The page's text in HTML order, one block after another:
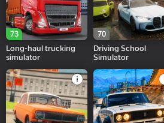
73
Long-haul trucking
simulator
70
Driving School
Simulator